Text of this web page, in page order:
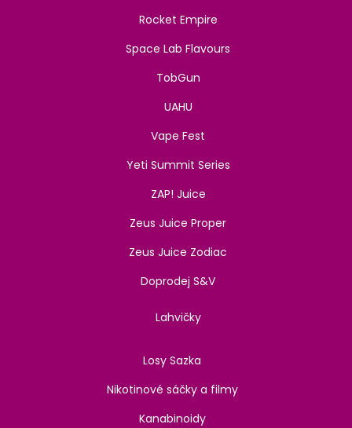
Rocket Empire
Space Lab Flavours
TobGun
UAHU
Vape Fest
Yeti Summit Series
ZAP! Juice
Zeus Juice Proper
Zeus Juice Zodiac
Doprodej S&V
Lahvičky
Losy Sazka
Nikotinové sáčky a filmy
Kanabinoidy